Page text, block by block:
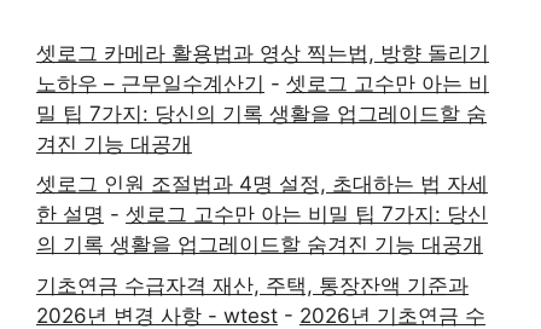
셋로그 카메라 활용법과 영상 찍는법, 방향 돌리기
노하우 – 근무일수계산기 - 셋로그 고수만 아는 비
밀 팁 7가지: 당신의 기록 생활을 업그레이드할 숨
겨진 기능 대공개
셋로그 인원 조절법과 4명 설정, 초대하는 법 자세
한 설명 - 셋로그 고수만 아는 비밀 팁 7가지: 당신
의 기록 생활을 업그레이드할 숨겨진 기능 대공개
기초연금 수급자격 재산, 주택, 통장잔액 기준과
2026년 변경 사항 - wtest - 2026년 기초연금 수